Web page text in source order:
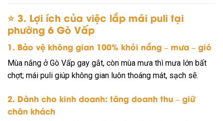
⭐ 3. Lợi ích của việc lắp mái puli tại
phường 6 Gò Vấp
1. Bảo vệ không gian 100% khỏi nắng – mưa – gió
Mùa nắng ở Gò Vấp gay gắt, còn mùa mưa thì mưa lớn bất
chợt; mái puli giúp không gian luôn thoáng mát, sạch sẽ.
2. Dành cho kinh doanh: tăng doanh thu – giữ
chân khách